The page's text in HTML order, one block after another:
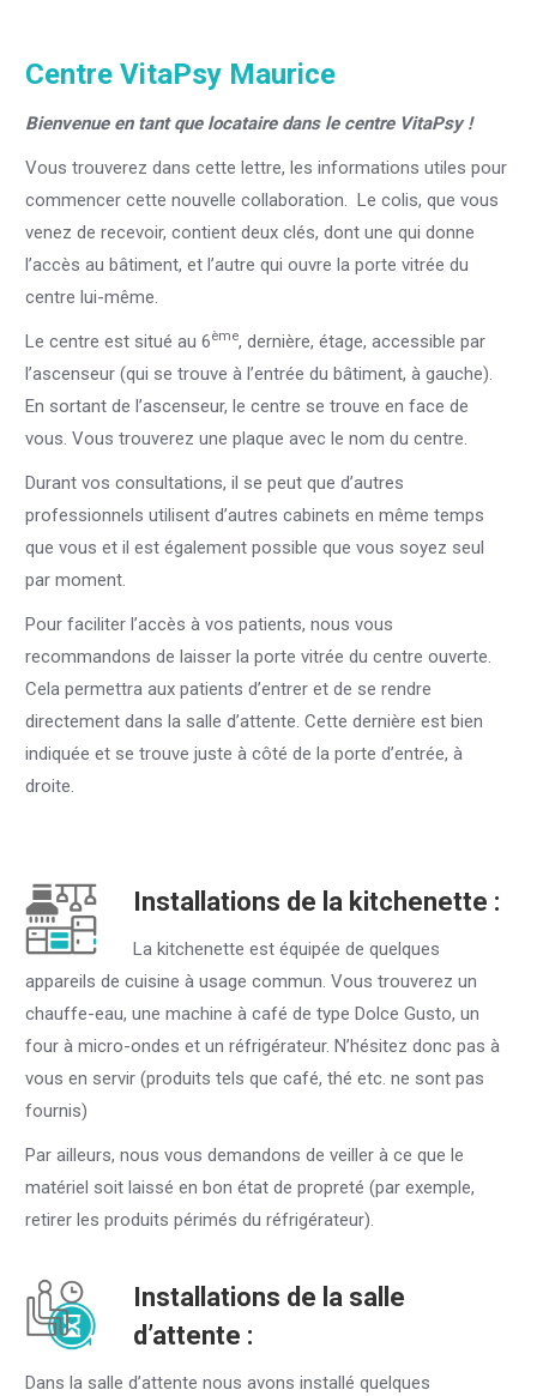
Centre VitaPsy Maurice
Bienvenue en tant que locataire dans le centre VitaPsy !
Vous trouverez dans cette lettre, les informations utiles pour
commencer cette nouvelle collaboration. Le colis, que vous
venez de recevoir, contient deux clés, dont une qui donne
l’accès au bâtiment, et l’autre qui ouvre la porte vitrée du
centre lui-même.
Le centre est situé au 6ème, dernière, étage, accessible par
l’ascenseur (qui se trouve à l’entrée du bâtiment, à gauche).
En sortant de l’ascenseur, le centre se trouve en face de
vous. Vous trouverez une plaque avec le nom du centre.
Durant vos consultations, il se peut que d’autres
professionnels utilisent d’autres cabinets en même temps
que vous et il est également possible que vous soyez seul
par moment.
Pour faciliter l’accès à vos patients, nous vous
recommandons de laisser la porte vitrée du centre ouverte.
Cela permettra aux patients d’entrer et de se rendre
directement dans la salle d’attente. Cette dernière est bien
indiquée et se trouve juste à côté de la porte d’entrée, à
droite.
Installations de la kitchenette :
La kitchenette est équipée de quelques
appareils de cuisine à usage commun. Vous trouverez un
chauffe-eau, une machine à café de type Dolce Gusto, un
four à micro-ondes et un réfrigérateur. N’hésitez donc pas à
vous en servir (produits tels que café, thé etc. ne sont pas
fournis)
Par ailleurs, nous vous demandons de veiller à ce que le
matériel soit laissé en bon état de propreté (par exemple,
retirer les produits périmés du réfrigérateur).
Installations de la salle
d’attente :
Dans la salle d’attente nous avons installé quelques